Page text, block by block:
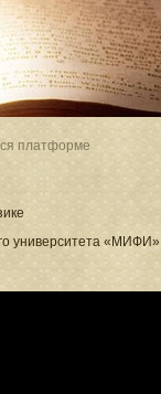
платформе
университета «МИФИ»